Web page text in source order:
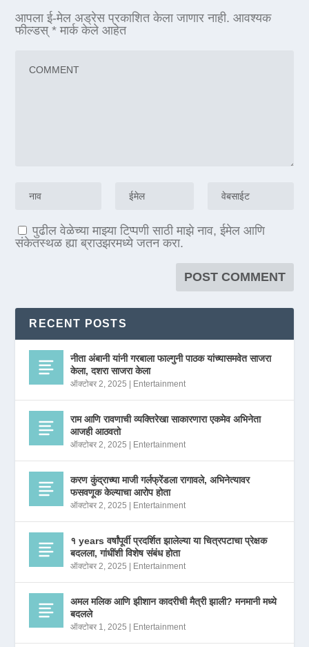
आपला ई-मेल अड्रेस प्रकाशित केला जाणार नाही. आवश्यक
फील्डस्* मार्क केले आहेत
पुढील वेळेच्या माझ्या टिप्पणी साठी माझे नाव, ईमेल आणि
संकेतस्थळ ह्या ब्राउझरमध्ये जतन करा.
RECENT POSTS
नीता अंबानी यांनी गरबाला फाल्गुनी पाठक यांच्यासमवेत साजरा
केला, दशरा साजरा केला
ऑक्टोबर 2, 2025 Entertainment
राम आणि रावणाची व्यक्तिरेखा साकारणारा एकमेव अभिनेता
आजही आठवतो
ऑक्टोबर 2, 2025 Entertainment
करण कुंद्राच्या माजी गर्लफ्रेंडला रागावले, अभिनेत्यावर
फसवणूक केल्याचा आरोप होता
ऑक्टोबर 2, 2025 Entertainment
१ years वर्षांपूर्वी प्रदर्शित झालेल्या या चित्रपटाचा प्रेक्षक
बदलला, गांधींशी विशेष संबंध होता
ऑक्टोबर 2, 2025 Entertainment
अमल मलिक आणि झीशान कादरीची मैत्री झाली? मनमानी मध्ये
बदलले
ऑक्टोबर 1, 2025 Entertainment